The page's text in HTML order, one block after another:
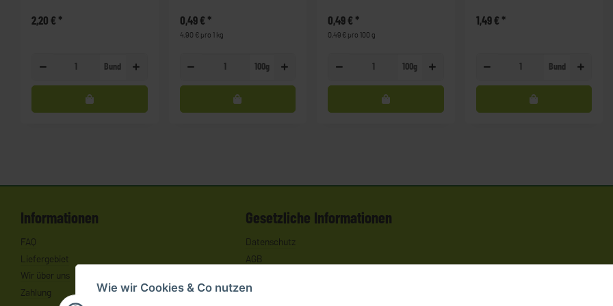
2,20 €*
Bund
0,49 €*
4,90 € pro 1 kg
100g
0,49 €*
0,49 € pro 100 g
100g
1,49 €*
Bund
Informationen
FAQ
Liefergebiet
Wir über uns
Zahlung
Gesetzliche Informationen
Datenschutz
AGB
Impressum
Wie wir Cookies & Co nutzen